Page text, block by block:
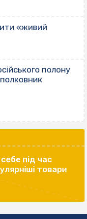
«живий
полону
під час
товари